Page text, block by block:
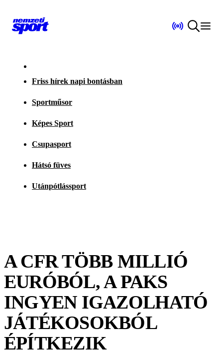
Friss hírek napi bontásban
Sportműsor
Képes Sport
Csupasport
Hátsó füves
Utánpótlássport
A CFR TÖBB MILLIÓ
EURÓBÓL, A PAKS
INGYEN IGAZOLHATÓ
JÁTÉKOSOKBÓL
ÉPÍTKEZIK